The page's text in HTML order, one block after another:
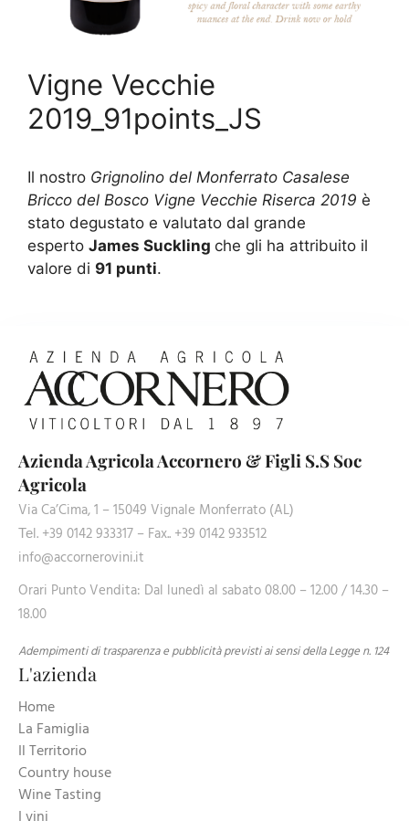
Vigne Vecchie
2019_91points_JS
Il nostro Grignolino del Monferrato Casalese
Bricco del Bosco Vigne Vecchie Riserca 2019 è
stato degustato e valutato dal grande
esperto James Suckling che gli ha attribuito il
valore di 91 punti.
Azienda Agricola Accornero & Figli S.S Soc
Agricola
Via Ca’Cima, 1 – 15049 Vignale Monferrato (AL)
Теl. +39 0142 933317 – Fax.. +39 0142 933512
info@accornerovini.it
Orari Punto Vendita: Dal lunedì al sabato 08.00 – 12.00 / 14.30 –
18.00
Adempimenti di trasparenza e pubblicità previsti ai sensi della Legge n. 124
L'azienda
Home
La Famiglia
Il Territorio
Country house
Wine Tasting
I vini